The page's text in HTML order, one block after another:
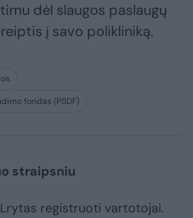
dėl slaugos paslaugų
į savo polikliniką.
fondas (PSDF)
straipsniu
registruoti vartotojai.